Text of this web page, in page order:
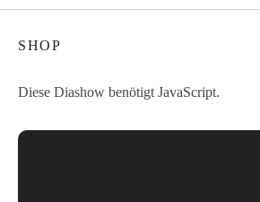
SHOP
Diese Diashow benötigt JavaScript.